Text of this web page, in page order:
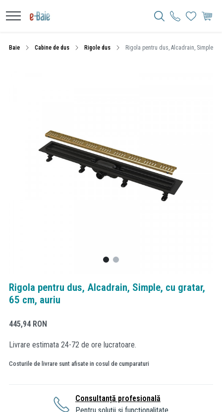
Baie Cabine de dus Rigole dus Rigola pentru dus, Alcadrain, Simple,
Rigola pentru dus, Alcadrain, Simple, cu gratar,
65 cm, auriu
445,94 RON
Livrare estimata 24-72 de ore lucratoare.
Costurile de livrare sunt afisate in cosul de cumparaturi
Consultanță profesională
Pentru soluții și funcționalitate